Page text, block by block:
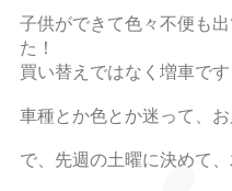
子供ができて色々不便も
た！
買い替えではなく増車で
車種とか色とか迷って、
で、先週の土曜に決めて